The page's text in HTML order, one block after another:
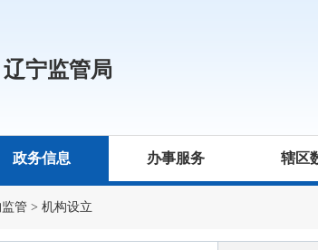
辽宁监管局
政务信息 办事服务 辖区
管 > 机构设立